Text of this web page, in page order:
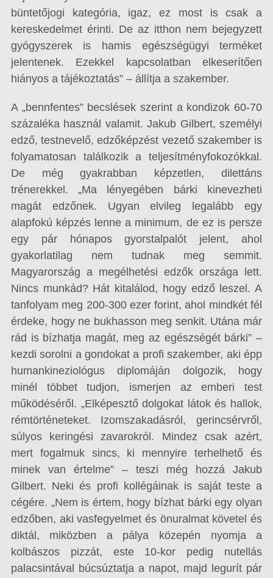
büntetőjogi kategória, igaz, ez most is csak a
kereskedelmet érinti. De az itthon nem bejegyzett
gyógyszerek is hamis egészségügyi terméket
jelentenek. Ezekkel kapcsolatban elkeserítően
hiányos a tájékoztatás” – állítja a szakember.
A „bennfentes” becslések szerint a kondizok 60-70
százaléka használ valamit. Jakub Gilbert, személyi
edző, testnevelő, edzőképzést vezető szakember is
folyamatosan találkozik a teljesítményfokozókkal.
De még gyakrabban képzetlen, dilettáns
trénerekkel. „Ma lényegében bárki kinevezheti
magát edzőnek. Ugyan elvileg legalább egy
alapfokú képzés lenne a minimum, de ez is persze
egy pár hónapos gyorstalpalót jelent, ahol
gyakorlatilag nem tudnak meg semmit.
Magyarország a megélhetési edzők országa lett.
Nincs munkád? Hát kitalálod, hogy edző leszel. A
tanfolyam meg 200-300 ezer forint, ahol mindkét fél
érdeke, hogy ne bukhasson meg senkit. Utána már
rád is bízhatja magát, meg az egészségét bárki” –
kezdi sorolni a gondokat a profi szakember, aki épp
humankineziológus diplomáján dolgozik, hogy
minél többet tudjon, ismerjen az emberi test
működéséről. „Elképesztő dolgokat látok és hallok,
rémtörténeteket. Izomszakadásról, gerincsérvről,
súlyos keringési zavarokról. Mindez csak azért,
mert fogalmuk sincs, ki mennyire terhelhető és
minek van értelme” – teszi még hozzá Jakub
Gilbert. Neki és profi kollégáinak is saját teste a
cégére. „Nem is értem, hogy bízhat bárki egy olyan
edzőben, aki vasfegyelmet és önuralmat követel és
diktál, miközben a pálya közepén nyomja a
kolbászos pizzát, este 10-kor pedig nutellás
palacsintával búcsúztatja a napot, majd legurít pár